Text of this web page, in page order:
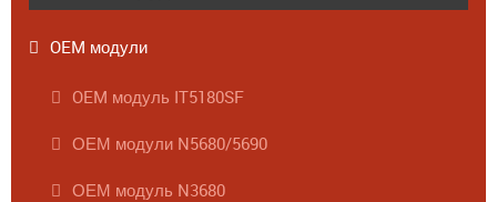
OEM модули
OEM модуль IT5180SF
ОЕМ модули N5680/5690
ОЕМ модуль N3680